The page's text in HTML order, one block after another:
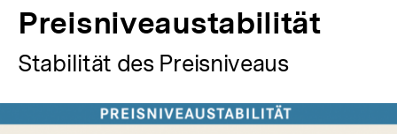
Übersicht
Preisniveaustabilität
Stabilität des Preisniveaus